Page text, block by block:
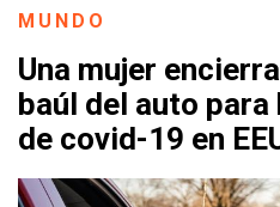
MUNDO
Una mujer
baúl del auto para
de covid-19 en